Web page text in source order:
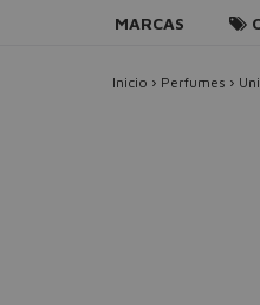
MARCAS
Inicio › Perfumes ›